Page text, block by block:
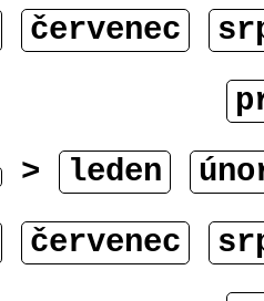
červenec
> leden
červenec